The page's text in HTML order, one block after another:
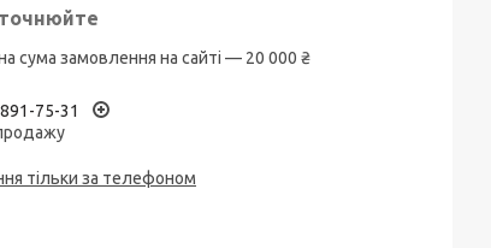
сума замовлення на сайті — 20 000 ₴
75-31
тільки за телефоном